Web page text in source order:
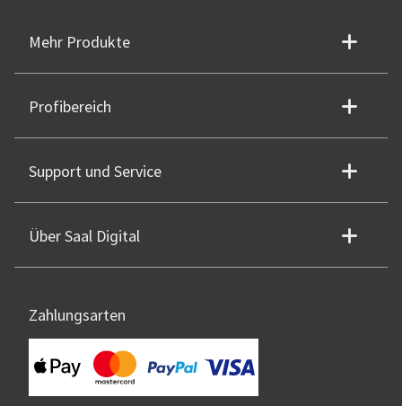
Mehr Produkte
Profibereich
Support und Service
Über Saal Digital
Zahlungsarten